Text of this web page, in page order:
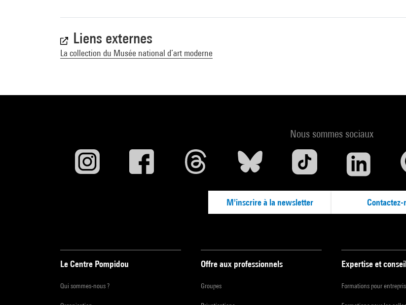
Liens externes
La collection du Musée national d’art moderne
Nous sommes sociaux
M'inscrire à la newsletter Contactez-
Le Centre Pompidou
Qui sommes-nous ?
Offre aux professionnels
Groupes
Expertise et
Formations pour